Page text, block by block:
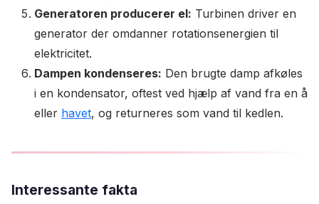
Generatoren producerer el: Turbinen driver en
generator der omdanner rotationsenergien til
elektricitet.
Dampen kondenseres: Den brugte damp afkøles
i en kondensator, oftest ved hjælp af vand fra en å
eller havet, og returneres som vand til kedlen.
Interessante fakta